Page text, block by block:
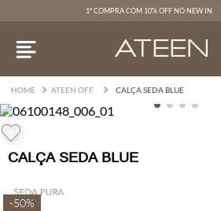
1ª COMPRA COM 10% OFF NO NEW IN
ATEEN OFF CALÇA SEDA BLUE
CALÇA SEDA BLUE
-50%